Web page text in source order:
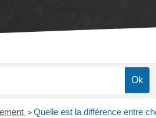
> Quelle est la différence entre